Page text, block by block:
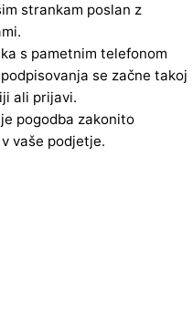
strankam poslan z
s pametnim telefonom
se začne takoj
ali prijavi.
pogodba zakonito
vaše podjetje.